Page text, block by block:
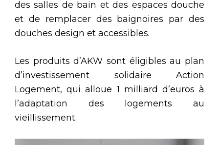
des salles de bain et des espaces douche
et de remplacer des baignoires par des
douches design et accessibles.
Les produits d’AKW sont éligibles au plan
d’investissement solidaire Action
Logement, qui alloue 1 milliard d’euros à
l’adaptation des logements au
vieillissement.